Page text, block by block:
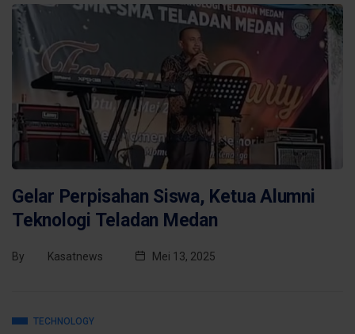
Gelar Perpisahan Siswa, Ketua Alumni
Teknologi Teladan Medan
By Kasatnews Mei 13, 2025
TECHNOLOGY